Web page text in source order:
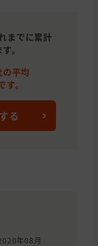
までに累計
。
平均
。
る
年08月